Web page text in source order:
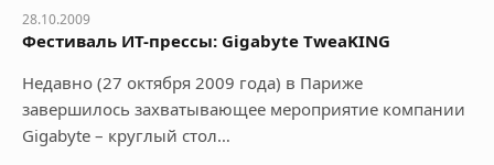
28.10.2009
Фестиваль ИТ-прессы: Gigabyte TweaKING
Недавно (27 октября 2009 года) в Париже
завершилось захватывающее мероприятие компании
Gigabyte – круглый стол…